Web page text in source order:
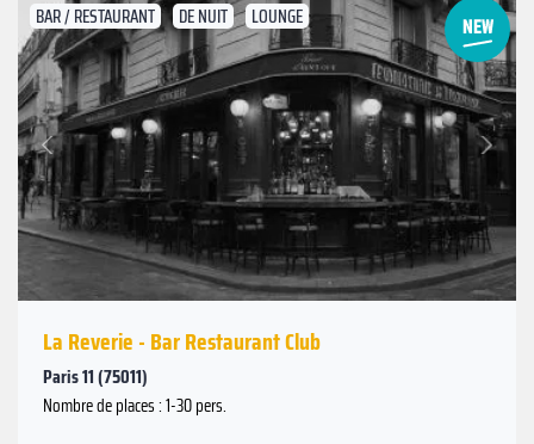
BAR / RESTAURANT DE NUIT LOUNGE
Précédent
Suivant
La Reverie - Bar Restaurant Club
Paris 11 (75011)
Nombre de places : 1-30 pers.